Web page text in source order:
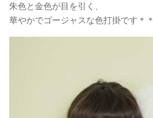
朱色と金色が目を引く、
華やかでゴージャスな色打掛です＊＊